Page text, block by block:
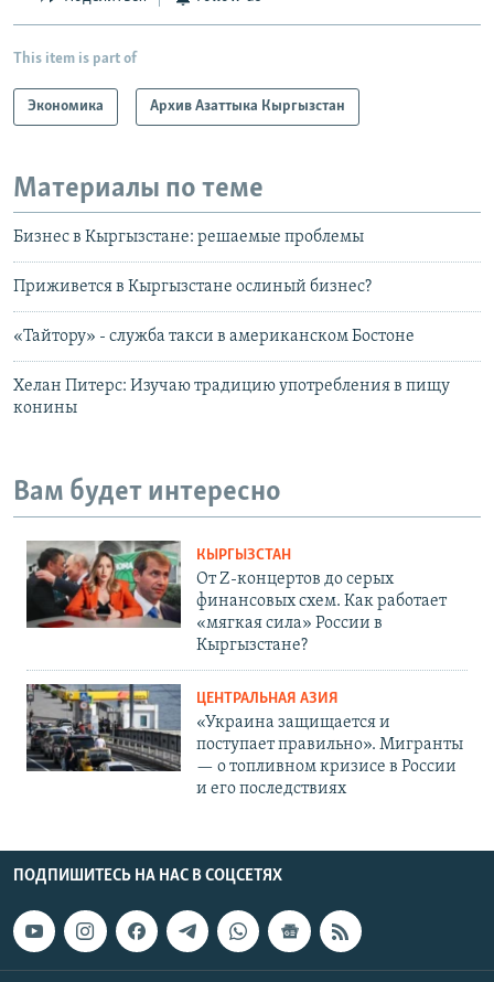
This item is part of
Экономика Архив Азаттыка Кыргызстан
Материалы по теме
Бизнес в Кыргызстане: решаемые проблемы
Приживется в Кыргызстане ослиный бизнес?
«Тайтору» - служба такси в американском Бостоне
Хелан Питерс: Изучаю традицию употребления в пищу
конины
Вам будет интересно
КЫРГЫЗСТАН
От Z-концертов до серых
финансовых схем. Как работает
«мягкая сила» России в
Кыргызстане?
ЦЕНТРАЛЬНАЯ АЗИЯ
«Украина защищается и
поступает правильно». Мигранты
— о топливном кризисе в России
и его последствиях
ПОДПИШИТЕСЬ НА НАС В СОЦСЕТЯХ